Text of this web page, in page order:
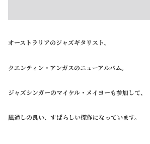
オーストラリアのジャズギタリスト、
クエンティン・アンガスのニューアルバム。
ジャズシンガーのマイケル・メイヨーも参加して、
風通しの良い、すばらしい傑作になっています。